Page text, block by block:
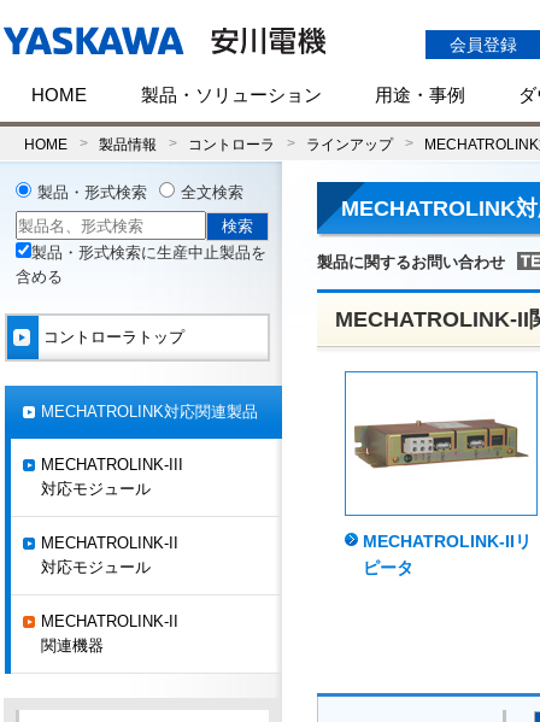
会員登録
HOME 製品・ソリューション 用途・事例
HOME 製品情報 コントローラ ラインアップ
MECHATROLINK
製品に関するお問い合わせ
MECHATROLINK-II
MECHATROLINK-IIリ
ピータ
製品・形式検索 全文検索
製品・形式検索に生産中止製品を
含める
コントローラトップ
MECHATROLINK対応関連製品
MECHATROLINK-III
対応モジュール
MECHATROLINK-II
対応モジュール
MECHATROLINK-II
関連機器